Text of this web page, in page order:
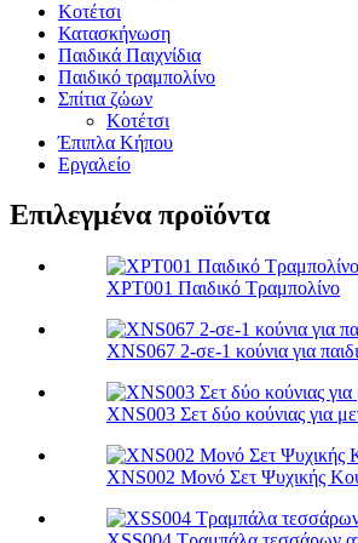
Κοτέτσι
Κατασκήνωση
Παιδικά Παιχνίδια
Παιδικό τραμπολίνο
Σπίτια ζώων
Κοτέτσι
Έπιπλα Κήπου
Εργαλείο
Επιλεγμένα προϊόντα
XPT001 Παιδικό Τραμπολίνο
XNS067 2-σε-1 κούνια για
XNS003 Σετ δύο κούνιας για
XNS002 Μονό Σετ Ψυχικής